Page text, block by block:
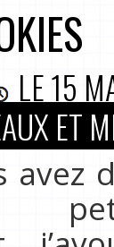
LE15
ET
avez